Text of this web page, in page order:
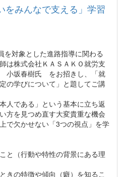
をみんなで支える」学習
を対象とした進路指導に関わる
は株式会社ＫＡＳＡＫＯ就労支
小坂春樹氏 をお招きし、「就
の学びについて」と題してご講
人である」という基本に立ち返
方を見つめ直す大変貴重な機会
で欠かせない「3つの視点」を学
と（行動や特性の背景にある理
きの特徴や傾向（癖）を知るこ